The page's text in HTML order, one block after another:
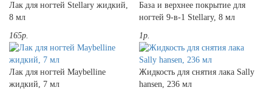
Лак для ногтей Stellary жидкий,
8 мл
165р.
База и верхнее покрытие для
ногтей 9-в-1 Stellary, 8 мл
1р.
Лак для ногтей Maybelline
жидкий, 7 мл
Жидкость для снятия лака Sally
hansen, 236 мл